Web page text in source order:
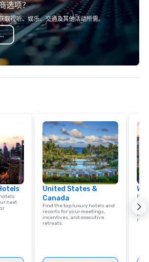
wine
on superb hiking,
We also have
events, exclusive
on-site coordination.
executive gatherings
team supports clients
Spanish, and English,
responsible tourism. With experience
across destinations
Miami, Los Angeles,
Las Vegas, Chicago,
New Orleans, we
local expertise, and
ground support to
选项？
取视听、娱乐、交通及其他活动所需。
了解更多信息
next
United States &
Canada
Find the top luxury hotels and
resorts for your meetings,
incentives, and executive
retreats.